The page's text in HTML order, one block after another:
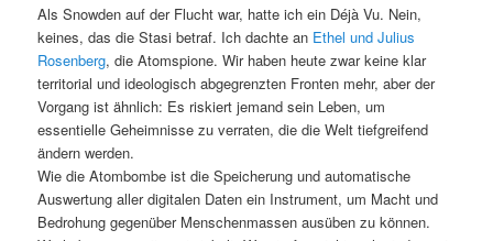
Als Snowden auf der Flucht war, hatte ich ein Déjà Vu. Nein,
keines, das die Stasi betraf. Ich dachte an Ethel und Julius
Rosenberg, die Atomspione. Wir haben heute zwar keine klar
territorial und ideologisch abgegrenzten Fronten mehr, aber der
Vorgang ist ähnlich: Es riskiert jemand sein Leben, um
essentielle Geheimnisse zu verraten, die die Welt tiefgreifend
ändern werden.
Wie die Atombombe ist die Speicherung und automatische
Auswertung aller digitalen Daten ein Instrument, um Macht und
Bedrohung gegenüber Menschenmassen ausüben zu können.